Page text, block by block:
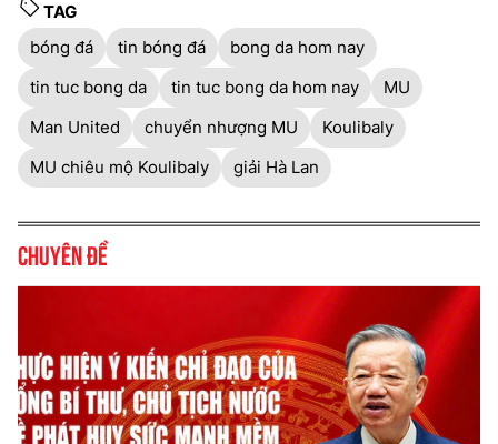
TAG
bóng đá
tin bóng đá
bong da hom nay
tin tuc bong da
tin tuc bong da hom nay
MU
Man United
chuyển nhượng MU
Koulibaly
MU chiêu mộ Koulibaly
giải Hà Lan
Chuyên đề